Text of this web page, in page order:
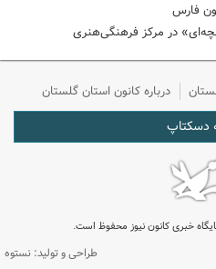
فارس
در مرکز فرهنگی‌هنری
درباره کانون استان گلستان
دسکتاپ
خبری کانون نیوز محفوظ است.
طراحی و تولید: نستوه